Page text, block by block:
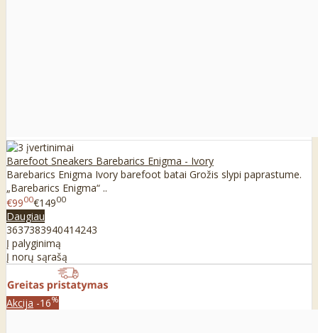
Barefoot Sneakers Barebarics Enigma - Ivory
Barebarics Enigma Ivory barefoot batai Grožis slypi paprastume.
„Barebarics Enigma“ ..
€9900€14900
Daugiau
363738394041 4243
Į palyginimą
Į norų sąrašą
Akcija -16%